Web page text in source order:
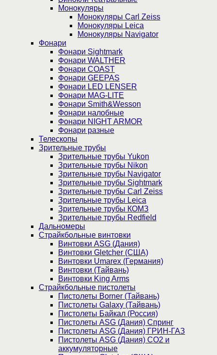
Монокуляры
Монокуляры Carl Zeiss
Монокуляры Leica
Монокуляры Navigator
Фонари
Фонари Sightmark
Фонари WALTHER
Фонари COAST
Фонари GEEPAS
Фонари LED LENSER
Фонари MAG-LITE
Фонари Smith&Wesson
Фонари налобные
Фонари NIGHT ARMOR
Фонари разные
Телескопы
Зрительные трубы
Зрительные трубы Yukon
Зрительные трубы Nikon
Зрительные трубы Navigator
Зрительные трубы Sightmark
Зрительные трубы Carl Zeiss
Зрительные трубы Leica
Зрительные трубы КОМЗ
Зрительные трубы Redfield
Дальномеры
Страйкбольные винтовки
Винтовки ASG (Дания)
Винтовки Gletcher (США)
Винтовки Umarex (Германия)
Винтовки (Тайвань)
Винтовки King Arms
Страйкбольные пистолеты
Пистолеты Borner (Тайвань)
Пистолеты Galaxy (Тайвань)
Пистолеты Байкал (Россия)
Пистолеты ASG (Дания) Спринг
Пистолеты ASG (Дания) ГРИН-ГАЗ
Пистолеты ASG (Дания) CO2 и
аккумуляторные